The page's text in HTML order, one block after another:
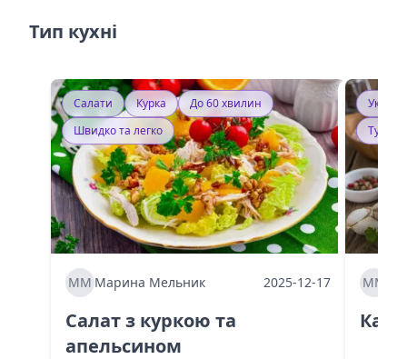
Тип кухні
Салати Курка
До 60 хвилин
Швидко та легко
ММ Марина Мельник 2025-12-17
Салат з куркою та
апельсином
ММ